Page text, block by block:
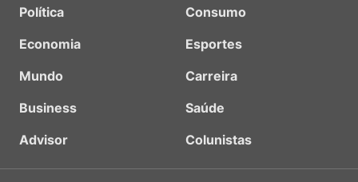
Política
Economia
Mundo
Business
Advisor
Consumo
Esportes
Carreira
Saúde
Colunistas